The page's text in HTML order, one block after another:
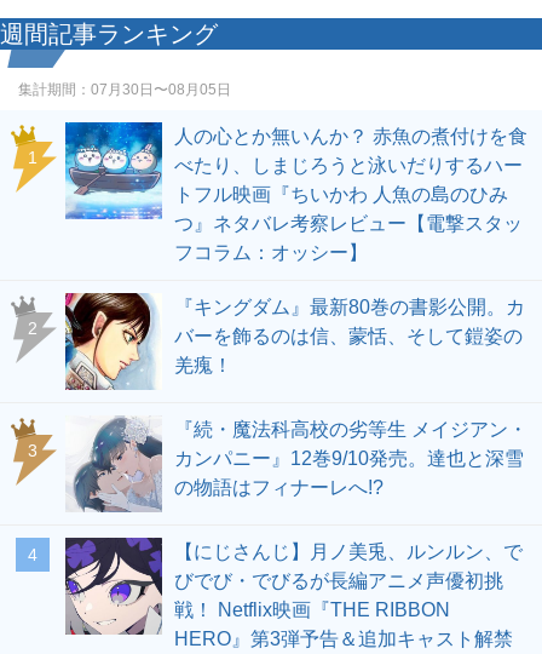
週間記事ランキング
集計期間： 07月30日〜08月05日
1
人の心とか無いんか？ 赤魚の煮付けを食
べたり、しまじろうと泳いだりするハー
トフル映画『ちいかわ 人魚の島のひみ
つ』ネタバレ考察レビュー【電撃スタッ
フコラム：オッシー】
2
『キングダム』最新80巻の書影公開。カ
バーを飾るのは信、蒙恬、そして鎧姿の
羌瘣！
3
『続・魔法科高校の劣等生 メイジアン・
カンパニー』12巻9/10発売。達也と深雪
の物語はフィナーレへ!?
4
【にじさんじ】月ノ美兎、ルンルン、で
びでび・でびるが長編アニメ声優初挑
戦！ Netflix映画『THE RIBBON
HERO』第3弾予告＆追加キャスト解禁